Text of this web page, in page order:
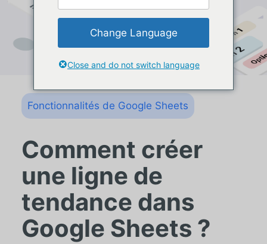
Fonctionnalités de Google Sheets
Comment créer
une ligne de
tendance dans
Google Sheets ?
Change Language
Close and do not switch language